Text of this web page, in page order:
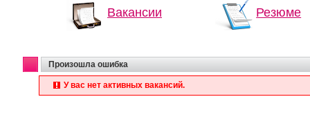
Вакансии Резюме
Произошла ошибка
У вас нет активных вакансий.